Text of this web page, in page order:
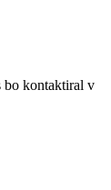
bo kontaktiral v